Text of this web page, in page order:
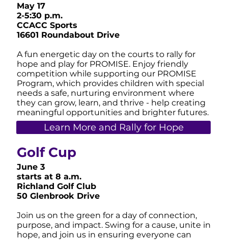
May 17
2-5:30 p.m.
CCACC Sports
16601 Roundabout Drive
A fun energetic day on the courts to rally for
hope and play for PROMISE. Enjoy friendly
competition while supporting our PROMISE
Program, which provides children with special
needs a safe, nurturing environment where
they can grow, learn, and thrive - help creating
meaningful opportunities and brighter futures.
Learn More and Rally for Hope
Golf Cup
June 3
starts at 8 a.m.
Richland Golf Club
50 Glenbrook Drive
Join us on the green for a day of connection,
purpose, and impact. Swing for a cause, unite in
hope, and join us in ensuring everyone can